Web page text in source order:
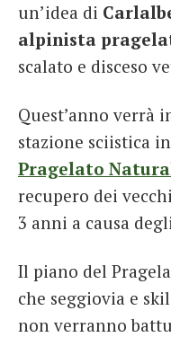
un’idea di
alpinista
scalato e disceso
Quest’anno verrà
stazione sciistica
Pragelato
recupero dei
3 anni a causa
Il piano del
che seggiovia e
non verranno